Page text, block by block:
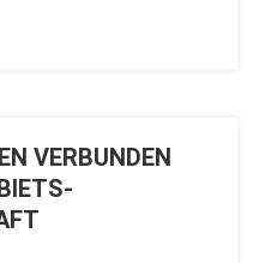
VERBUNDEN